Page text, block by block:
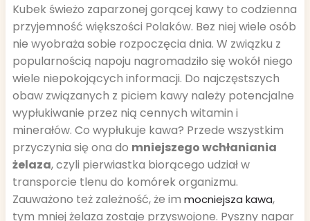
Kubek świeżo zaparzonej gorącej kawy to codzienna
przyjemność większości Polaków. Bez niej wiele osób
nie wyobraża sobie rozpoczęcia dnia. W związku z
popularnością napoju nagromadziło się wokół niego
wiele niepokojących informacji. Do najczęstszych
obaw związanych z piciem kawy należy potencjalne
wypłukiwanie przez nią cennych witamin i
minerałów. Co wypłukuje kawa? Przede wszystkim
przyczynia się ona do mniejszego wchłaniania
żelaza, czyli pierwiastka biorącego udział w
transporcie tlenu do komórek organizmu.
Zauważono też zależność, że im mocniejsza kawa,
tym mniej żelaza zostaje przyswojone. Pyszny napar